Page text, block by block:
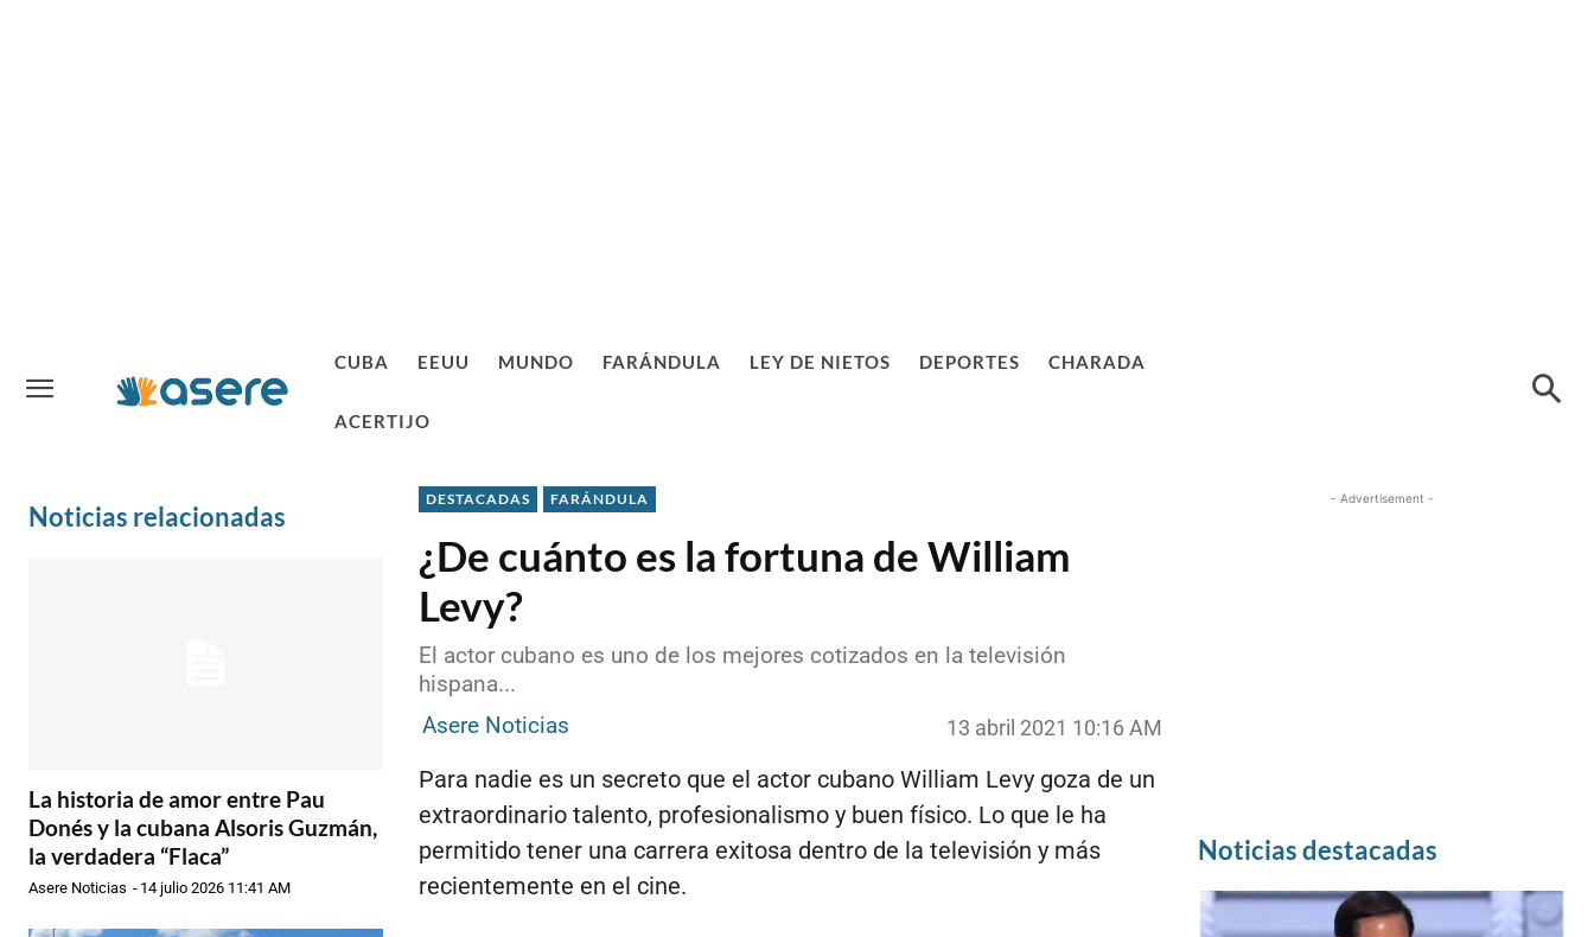
CUBA EEUU MUNDO FARÁNDULA LEY DE NIETOS DEPORTES CHARADA
ACERTIJO
Noticias relacionadas
La historia de amor entre Pau
Donés y la cubana Alsoris Guzmán,
la verdadera “Flaca”
Asere Noticias - 14 julio 2026 11:41 AM
DESTACADAS FARÁNDULA
¿De cuánto es la fortuna de William
Levy?
El actor cubano es uno de los mejores cotizados en la televisión
hispana...
Asere Noticias
13 abril 2021 10:16 AM
Para nadie es un secreto que el actor cubano William Levy goza de un
extraordinario talento, profesionalismo y buen físico. Lo que le ha
permitido tener una carrera exitosa dentro de la televisión y más
recientemente en el cine.
- Advertisement -
Noticias destacadas